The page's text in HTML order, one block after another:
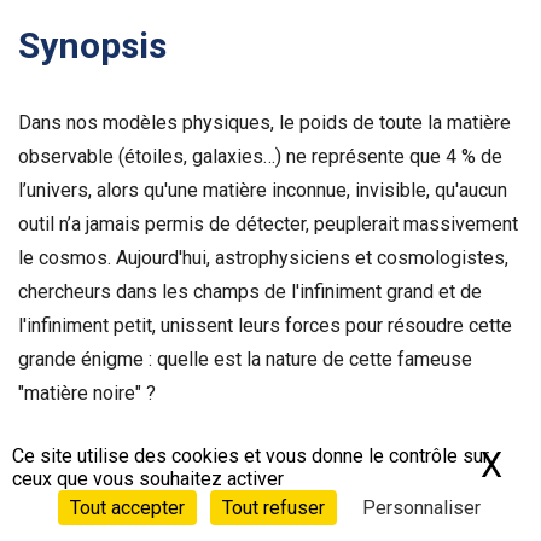
Synopsis
Dans nos modèles physiques, le poids de toute la matière
observable (étoiles, galaxies…) ne représente que 4 % de
l’univers, alors qu'une matière inconnue, invisible, qu'aucun
outil n’a jamais permis de détecter, peuplerait massivement
le cosmos. Aujourd'hui, astrophysiciens et cosmologistes,
chercheurs dans les champs de l'infiniment grand et de
l'infiniment petit, unissent leurs forces pour résoudre cette
grande énigme : quelle est la nature de cette fameuse
"matière noire" ?
Générique
Réalisé par :
Ce site utilise des cookies et vous donne le contrôle sur
ceux que vous souhaitez activer
Tout accepter
Tout refuser Personnaliser
X